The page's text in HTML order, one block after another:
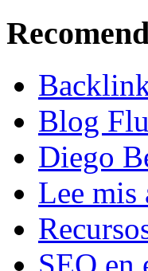
Blog
Diego
Lee
SEO en